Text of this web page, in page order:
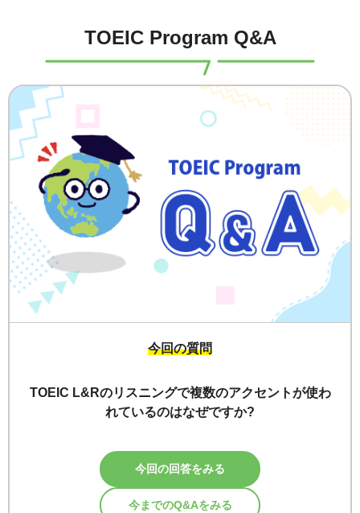
TOEIC Program Q&A
今回の質問
TOEIC L&Rのリスニングで複数のアクセントが使わ
れているのはなぜですか?
今回の回答をみる
今までのQ&Aをみる